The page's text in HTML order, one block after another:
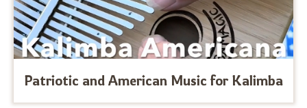
Patriotic and American Music for Kalimba